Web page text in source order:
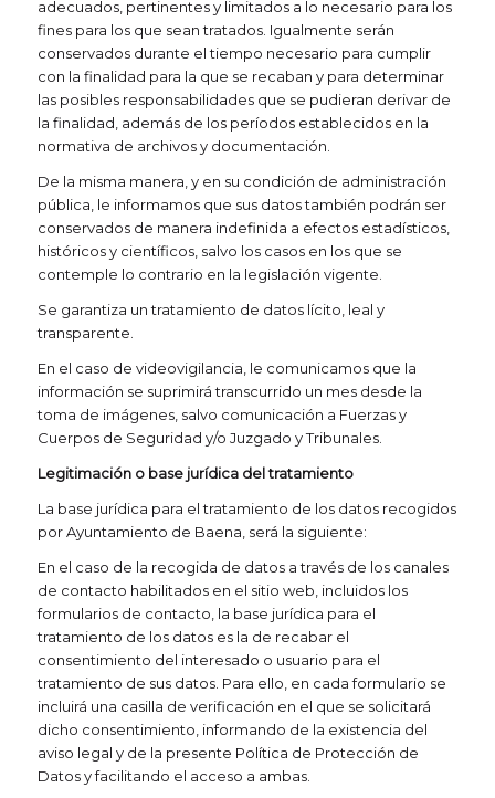
adecuados, pertinentes y limitados a lo necesario para los
fines para los que sean tratados. Igualmente serán
conservados durante el tiempo necesario para cumplir
con la finalidad para la que se recaban y para determinar
las posibles responsabilidades que se pudieran derivar de
la finalidad, además de los períodos establecidos en la
normativa de archivos y documentación.
De la misma manera, y en su condición de administración
pública, le informamos que sus datos también podrán ser
conservados de manera indefinida a efectos estadísticos,
históricos y científicos, salvo los casos en los que se
contemple lo contrario en la legislación vigente.
Se garantiza un tratamiento de datos lícito, leal y
transparente.
En el caso de videovigilancia, le comunicamos que la
información se suprimirá transcurrido un mes desde la
toma de imágenes, salvo comunicación a Fuerzas y
Cuerpos de Seguridad y/o Juzgado y Tribunales.
Legitimación o base jurídica del tratamiento
La base jurídica para el tratamiento de los datos recogidos
por Ayuntamiento de Baena, será la siguiente:
En el caso de la recogida de datos a través de los canales
de contacto habilitados en el sitio web, incluidos los
formularios de contacto, la base jurídica para el
tratamiento de los datos es la de recabar el
consentimiento del interesado o usuario para el
tratamiento de sus datos. Para ello, en cada formulario se
incluirá una casilla de verificación en el que se solicitará
dicho consentimiento, informando de la existencia del
aviso legal y de la presente Política de Protección de
Datos y facilitando el acceso a ambas.